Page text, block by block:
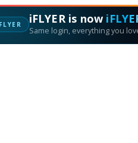
iFLYER is now
Same login, everything you